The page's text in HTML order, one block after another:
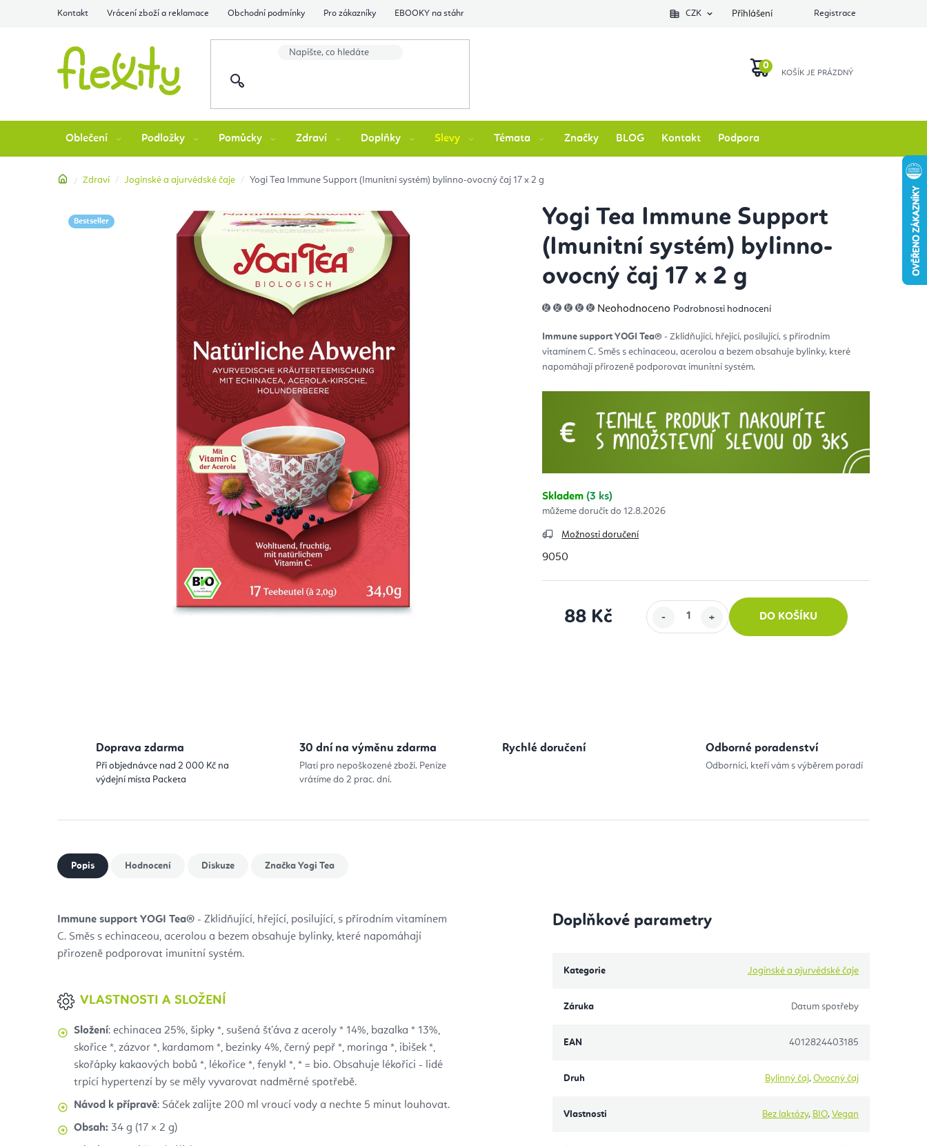
Kontakt Vrácení zboží a reklamace Obchodní podmínky Pro zákazníky EBOOKY na stáhnutí Podlozkynajogu.cz Zkontrolovat stav objednávky O nás
CZK Přihlášení Registrace
KOŠÍK
Oblečení Podložky Pomůcky Zdraví Doplňky Slevy Témata Značky BLOG Kontakt Podpora
DomůZdraví Jogínské a ajurvédské čaje Yogi Tea Immune Support (Imunitní systém) bylinno-ovocný čaj 17 x 2 g
Yogi Tea Immune Support
(Imunitní systém) bylinno-
ovocný čaj 17 x 2 g
Průměrné
hodnocení
0,0
z
5
hvězdiček.
Neohodnoceno Podrobnosti hodnocení
Immune support YOGI Tea® - Zklidňující, hřející, posilující, s přírodním
vitamínem C. Směs s echinaceou, acerolou a bezem obsahuje bylinky, které
napomáhají přirozeně podporovat imunitní systém.
Skladem(3 ks)
12.8.2026
Možnosti doručení
9050
88 Kč DO KOŠÍKU
Bestseller
Doprava zdarma
Při objednávce nad 2 000 Kč na
výdejní místa Packeta
30 dní na výměnu zdarma
Platí pro nepoškozené zboží. Peníze
vrátíme do 2 prac. dní.
Rychlé doručení Odborné poradenství
Odborníci, kteří vám s výběrem poradí
Popis Hodnocení Diskuze Značka Yogi Tea
Immune support YOGI Tea® - Zklidňující, hřející, posilující, s přírodním vitamínem
C. Směs s echinaceou, acerolou a bezem obsahuje bylinky, které napomáhají
přirozeně podporovat imunitní systém.
VLASTNOSTI A SLOŽENÍ
Složení: echinacea 25%, šipky *, sušená šťáva z aceroly * 14%, bazalka * 13%,
skořice *, zázvor *, kardamom *, bezinky 4%, černý pepř *, moringa *, ibišek *,
skořápky kakaových bobů *, lékořice *, fenykl *, * = bio. Obsahuje lékořici - lidé
trpící hypertenzí by se měly vyvarovat nadměrné spotřebě.
Návod k přípravě: Sáček zalijte 200 ml vroucí vody a nechte 5 minut louhovat.
Obsah: 34 g (17 × 2 g)
Doplňkové parametry
Kategorie Jogínské a ajurvédské čaje
Záruka Datum spotřeby
EAN 4012824403185
Druh Bylinný čaj, Ovocný čaj
Vlastnosti Bez laktózy, BIO, Vegan